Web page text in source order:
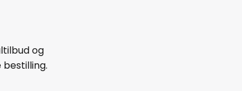
og
bestilling.